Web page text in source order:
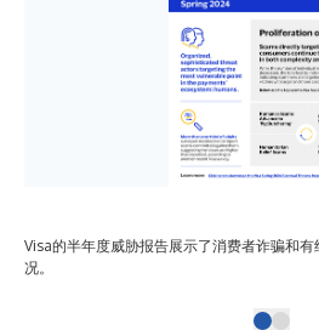
Visa的半年度威胁报告展示了消费者诈骗和
况。